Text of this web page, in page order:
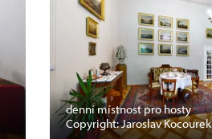
denní místnost pro hosty
Copyright: Jaroslav Kocourek